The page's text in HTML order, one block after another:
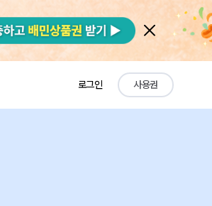
로그인 사용권